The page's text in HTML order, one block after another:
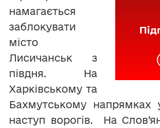
намагається
заблокувати
місто
Лисичанськ з
півдня. На
Харківському та
Бахмутському напрямках
наступ ворогів. На